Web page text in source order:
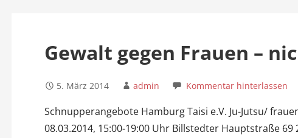
Gewalt gegen Frauen –
5. März 2014 admin Kommentar hinterlassen
Schnupperangebote Hamburg Taisi e.V. Ju-Jutsu/
08.03.2014, 15:00-19:00 Uhr Billstedter Hauptstraße